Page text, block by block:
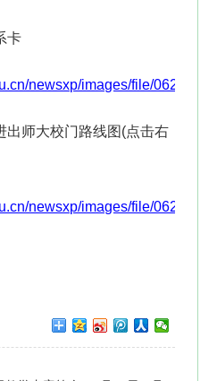
卡
newsxp/images/file/
出师大校门路线图(点击右
newsxp/images/file/